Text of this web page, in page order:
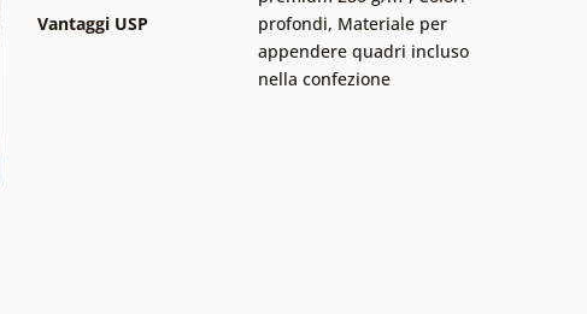
Vantaggi USP
profondi, Materiale per
appendere quadri incluso
nella confezione